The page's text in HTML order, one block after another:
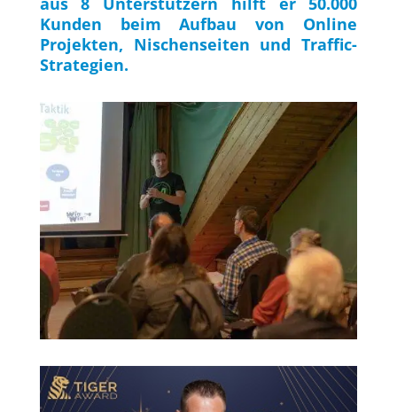
Kunden beim Aufbau von Online
Projekten, Nischenseiten und Traffic-
Strategien.